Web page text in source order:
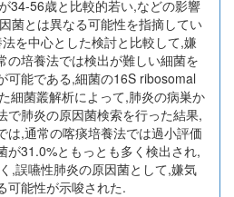
34-56歳と比較的若い,などの影響
菌とは異なる可能性を指摘してい
を中心とした検討と比較して,嫌
の培養法では検出が難しい細菌を
可能である,細菌の16S ribosomal
細菌叢解析によって,肺炎の病巣か
で肺炎の原因菌検索を行った結果,
は,通常の喀痰培養法では過小評価
が31.0%ともっとも多く検出され,
,誤嚥性肺炎の原因菌として,嫌気
可能性が示唆された.